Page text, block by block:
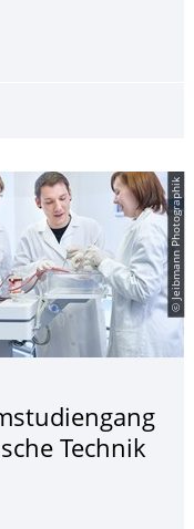
(HAPS) erschienen
© Jeibmann Photographik
Technik